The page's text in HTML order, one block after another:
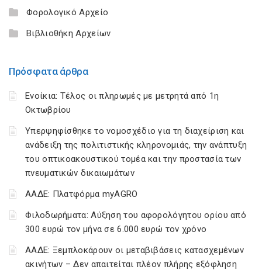
Φορολογικό Αρχείο
Βιβλιοθήκη Αρχείων
Πρόσφατα άρθρα
Ενοίκια: Τέλος οι πληρωμές με μετρητά από 1η
Οκτωβρίου
Υπερψηφίσθηκε το νομοσχέδιο για τη διαχείριση και
ανάδειξη της πολιτιστικής κληρονομιάς, την ανάπτυξη
του οπτικοακουστικού τομέα και την προστασία των
πνευματικών δικαιωμάτων
ΑΑΔΕ: Πλατφόρμα myAGRO
Φιλοδωρήματα: Αύξηση του αφορολόγητου ορίου από
300 ευρώ τον μήνα σε 6.000 ευρώ τον χρόνο
ΑΑΔΕ: Ξεμπλοκάρουν οι μεταβιβάσεις κατασχεμένων
ακινήτων – Δεν απαιτείται πλέον πλήρης εξόφληση